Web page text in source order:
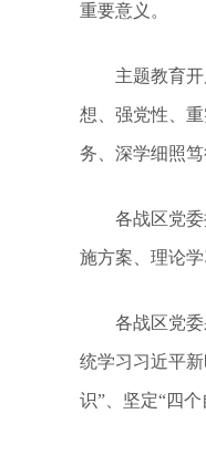
重要意义。
主题教育开展
想、强党性、
务、深学细照笃
各战区党委把
施方案、理论
各战区党委采
统学习习近平
识”、坚定“四